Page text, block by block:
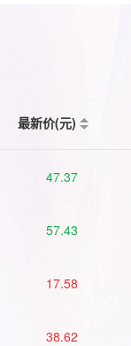
最新价(元)
47.37
57.43
17.58
38.62